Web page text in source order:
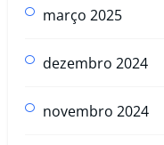
março 2025
dezembro 2024
novembro 2024